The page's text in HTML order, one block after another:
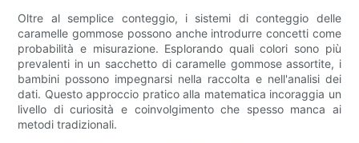
Oltre al semplice conteggio, i sistemi di conteggio delle
caramelle gommose possono anche introdurre concetti come
probabilità e misurazione. Esplorando quali colori sono più
prevalenti in un sacchetto di caramelle gommose assortite, i
bambini possono impegnarsi nella raccolta e nell'analisi dei
dati. Questo approccio pratico alla matematica incoraggia un
livello di curiosità e coinvolgimento che spesso manca ai
metodi tradizionali.